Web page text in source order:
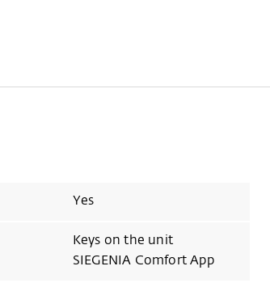
Yes
Keys on the unit
SIEGENIA Comfort App